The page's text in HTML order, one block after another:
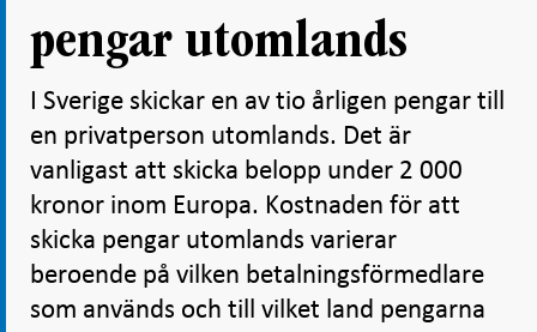
pengar utomlands
I Sverige skickar en av tio årligen pengar till
en privatperson utomlands. Det är
vanligast att skicka belopp under 2 000
kronor inom Europa. Kostnaden för att
skicka pengar utomlands varierar
beroende på vilken betalningsförmedlare
som används och till vilket land pengarna